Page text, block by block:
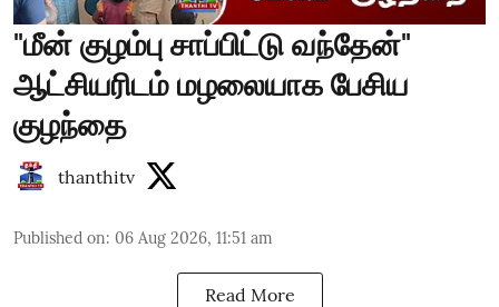
"மீன் குழம்பு சாப்பிட்டு வந்தேன்"
ஆட்சியரிடம் மழலையாக பேசிய
குழந்தை
thanthitv
Published on: 06 Aug 2026, 11:51 am
Read More